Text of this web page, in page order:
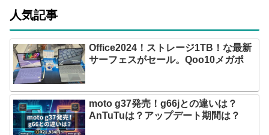
人気記事
Office2024！ストレージ1TB！な最新
サーフェスがセール。Qoo10メガポ
moto g37発売！g66jとの違いは？
AnTuTuは？アップデート期間は？